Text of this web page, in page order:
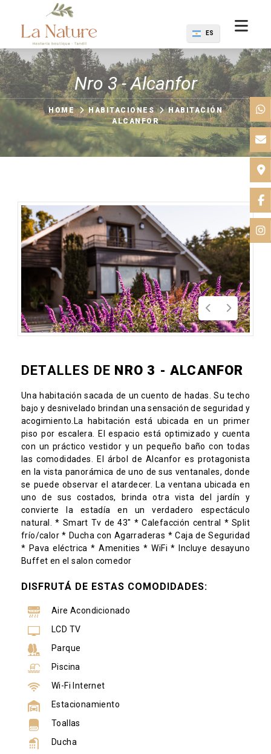
ES
Nro 3 - Alcanfor
HOME HABITACIONES
HABITACIÓN
ALCANFOR
DETALLES DE NRO 3 - ALCANFOR
Una habitación sacada de un cuento de hadas. Su techo
bajo y desnivelado brindan una sensación de seguridad y
acogimiento.La habitación está ubicada en un primer
piso por escalera. El espacio está optimizado y cuenta
con un práctico vestidor y un pequeño baño con todas
las comodidades. El árbol de Alcanfor es protagonista
en la vista panorámica de uno de sus ventanales, donde
se puede observar el atardecer. La ventana ubicada en
uno de sus costados, brinda otra vista del jardín y
convierte la estadía en un verdadero espectáculo
natural. * Smart Tv de 43" * Calefacción central * Split
frío/calor * Ducha con Agarraderas * Caja de Seguridad
* Pava eléctrica * Amenities * WiFi * Incluye desayuno
Buffet en el salon comedor
DISFRUTÁ DE ESTAS COMODIDADES:
Aire Acondicionado
LCD TV
Parque
Piscina
Wi-Fi Internet
Estacionamiento
Toallas
Ducha